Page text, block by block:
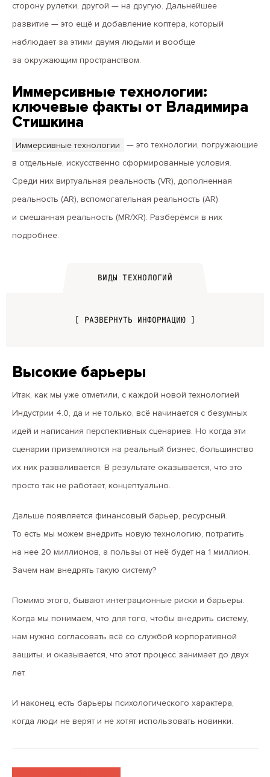
сторону рулетки, другой — на другую. Дальнейшее
развитие — это ещё и добавление коптера, который
наблюдает за этими двумя людьми и вообще
за окружающим пространством.
Иммерсивные технологии:
ключевые факты от Владимира
Стишкина
Иммерсивные технологии
— это технологии, погружающие
в отдельные, искусственно сформированные условия.
Среди них виртуальная реальность (VR), дополненная
реальность (AR), вспомогательная реальность (AR)
и смешанная реальность (MR/XR). Разберёмся в них
подробнее.
ВИДЫ ТЕХНОЛОГИЙ
[ РАЗВЕРНУТЬ ИНФОРМАЦИЮ ]
Высокие барьеры
Итак, как мы уже отметили, с каждой новой технологией
Индустрии 4.0, да и не только, всё начинается с безумных
идей и написания перспективных сценариев. Но когда эти
сценарии приземляются на реальный бизнес, большинство
их них разваливается. В результате оказывается, что это
просто так не работает, концептуально.
Дальше появляется финансовый барьер, ресурсный.
То есть мы можем внедрить новую технологию, потратить
на нее 20 миллионов, а пользы от неё будет на 1 миллион.
Зачем нам внедрять такую систему?
Помимо этого, бывают интеграционные риски и барьеры.
Когда мы понимаем, что для того, чтобы внедрить систему,
нам нужно согласовать всё со службой корпоративной
защиты, и оказывается, что этот процесс занимает до двух
лет.
И наконец, есть барьеры психологического характера,
когда люди не верят и не хотят использовать новинки.